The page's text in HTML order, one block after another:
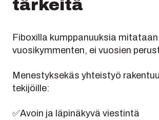
tärkeitä
Fiboxilla kumppanuuksia mitataan
vuosikymmenten, ei vuosien
Menestyksekäs yhteistyö
tekijöille:
✅Avoin ja läpinäkyvä viestintä